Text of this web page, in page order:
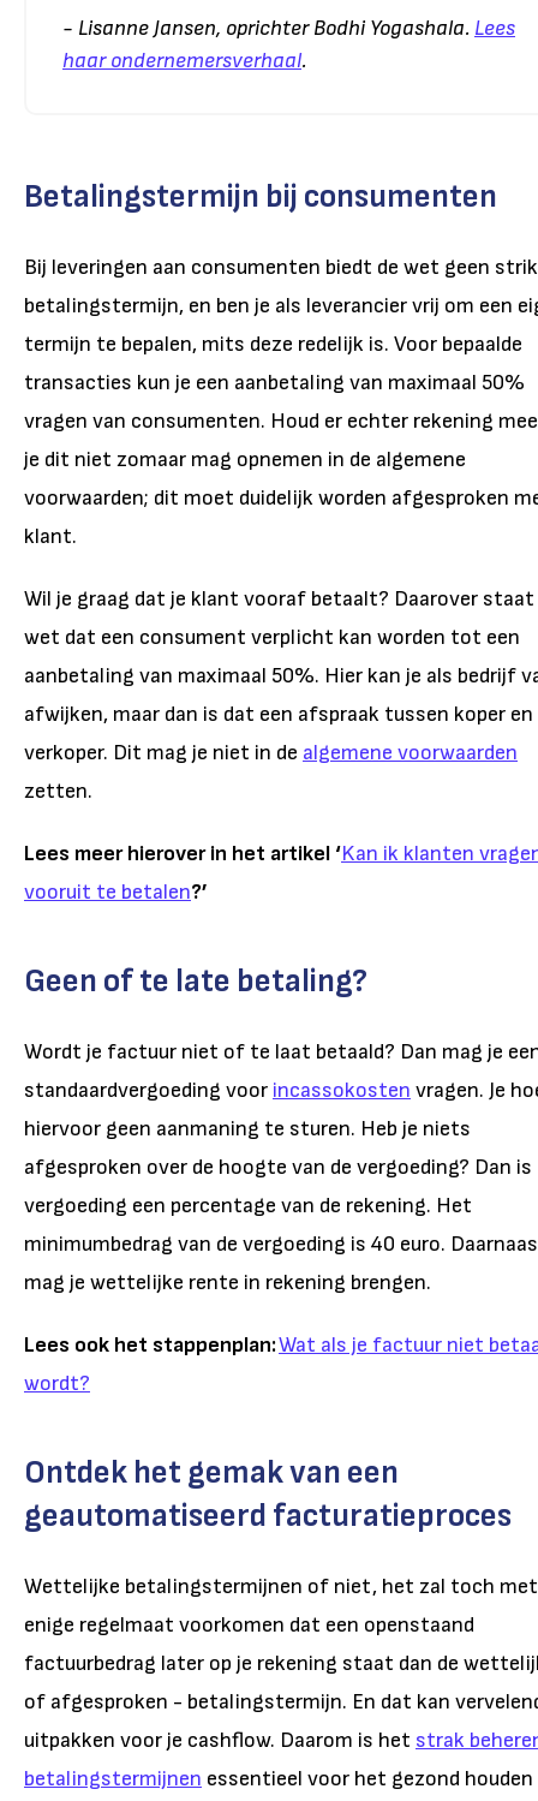
- Lisanne Jansen, oprichter Bodhi Yogashala. Lees
haar ondernemersverhaal.
Betalingstermijn bij consumenten
Bij leveringen aan consumenten biedt de wet geen
betalingstermijn, en ben je als leverancier vrij om een
termijn te bepalen, mits deze redelijk is. Voor bepaalde
transacties kun je een aanbetaling van maximaal 50%
vragen van consumenten. Houd er echter rekening
je dit niet zomaar mag opnemen in de algemene
voorwaarden; dit moet duidelijk worden afgesproken
klant.
Wil je graag dat je klant vooraf betaalt? Daarover staat
wet dat een consument verplicht kan worden tot een
aanbetaling van maximaal 50%. Hier kan je als bedrijf
afwijken, maar dan is dat een afspraak tussen koper en
verkoper. Dit mag je niet in de algemene voorwaarden
zetten.
Lees meer hierover in het artikel ‘Kan ik klanten
vooruit te betalen?’
Geen of te late betaling?
Wordt je factuur niet of te laat betaald? Dan mag je
standaardvergoeding voor incassokosten vragen. Je
hiervoor geen aanmaning te sturen. Heb je niets
afgesproken over de hoogte van de vergoeding? Dan is
vergoeding een percentage van de rekening. Het
minimumbedrag van de vergoeding is 40 euro.
mag je wettelijke rente in rekening brengen.
Lees ook het stappenplan:Wat als je factuur niet
wordt?
Ontdek het gemak van een
geautomatiseerd facturatieproces
Wettelijke betalingstermijnen of niet, het zal toch met
enige regelmaat voorkomen dat een openstaand
factuurbedrag later op je rekening staat dan de
of afgesproken - betalingstermijn. En dat kan
uitpakken voor je cashflow. Daarom is het strak
betalingstermijnen essentieel voor het gezond houden